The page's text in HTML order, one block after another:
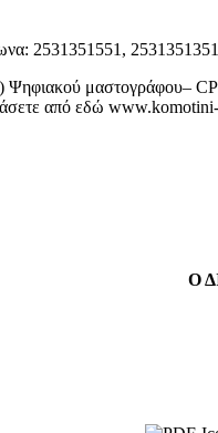
2531351551,
μαστογράφου–
από εδώ www.komotini-
Ο